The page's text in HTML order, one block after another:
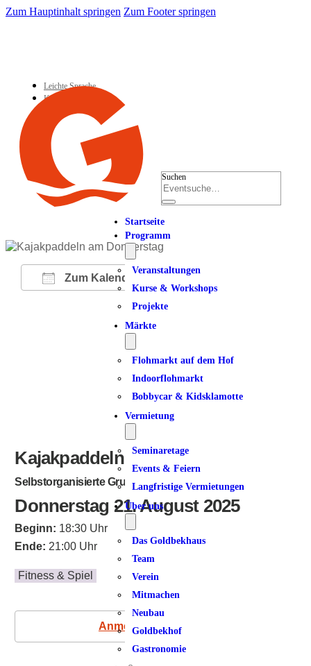
Zum Hauptinhalt springen Zum Footer springen
Leichte Sprache
Kontakt
Suchen
Startseite
Programm
Veranstaltungen
Kurse & Workshops
Projekte
Märkte
Flohmarkt auf dem Hof
Indoorflohmarkt
Bobbycar & Kidsklamotte
Vermietung
Seminaretage
Events & Feiern
Langfristige Vermietungen
Über uns
Das Goldbekhaus
Team
Verein
Mitmachen
Neubau
Goldbekhof
Gastronomie
Zum Kalender hinzufügen
ICS herunterladen
Google Kalender
iCalendarOffice 365
Kajakpaddeln am Donnerstag
Selbstorganisierte Gruppe für Fortgeschrittene
Donnerstag 21. August 2025
Beginn: 18:30 Uhr
Ende: 21:00 Uhr
Fitness & Spiel
Anmeldung